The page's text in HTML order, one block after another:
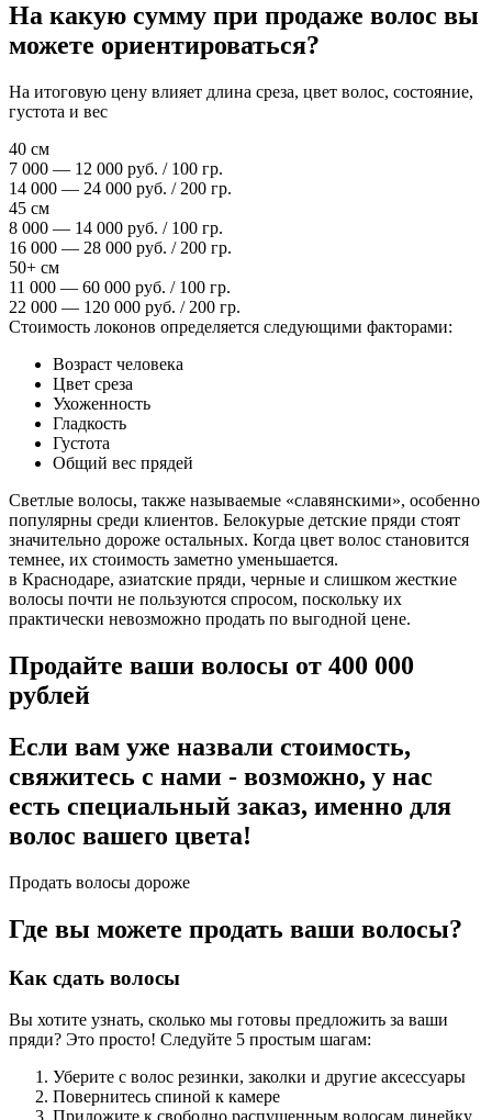
На какую сумму при продаже волос вы
можете ориентироваться?
На итоговую цену влияет длина среза, цвет волос, состояние,
густота и вес
40 см
7 000 — 12 000 руб. / 100 гр.
14 000 — 24 000 руб. / 200 гр.
45 см
8 000 — 14 000 руб. / 100 гр.
16 000 — 28 000 руб. / 200 гр.
50+ см
11 000 — 60 000 руб. / 100 гр.
22 000 — 120 000 руб. / 200 гр.
Стоимость локонов определяется следующими факторами:
Возраст человека
Цвет среза
Ухоженность
Гладкость
Густота
Общий вес прядей
Светлые волосы, также называемые «славянскими», особенно
популярны среди клиентов. Белокурые детские пряди стоят
значительно дороже остальных. Когда цвет волос становится
темнее, их стоимость заметно уменьшается.
в Краснодаре, азиатские пряди, черные и слишком жесткие
волосы почти не пользуются спросом, поскольку их
практически невозможно продать по выгодной цене.
Продайте ваши волосы от 400 000
рублей
Если вам уже назвали стоимость,
свяжитесь с нами - возможно, у нас
есть специальный заказ, именно для
волос вашего цвета!
Продать волосы дороже
Где вы можете продать ваши волосы?
Как сдать волосы
Вы хотите узнать, сколько мы готовы предложить за ваши
пряди? Это просто! Следуйте 5 простым шагам:
Уберите с волос резинки, заколки и другие аксессуары
Повернитесь спиной к камере